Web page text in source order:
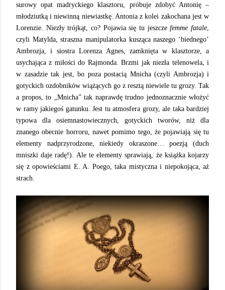
surowy opat madryckiego klasztoru, próbuje zdobyć Antonię –
młodziutką i niewinną niewiastkę. Antonia z kolei zakochana jest w
Lorenzie. Niezły trójkąt, co? Pojawia się tu jeszczefemme fatale
czyli Matylda, straszna manipulatorka kusząca naszego ‘biednego’
Ambrozja, i siostra Lorenza Agnes, zamknięta w klasztorze, a
usychająca z miłości do Rajmonda. Brzmi jak niezła telenowela, i
w zasadzie tak jest, bo poza postacią Mnicha (czyli Ambrozja) i
gotyckich ozdobników wiążących go z resztą niewiele tu grozy. Tak
a propos, to „Mnicha” tak naprawdę trudno jednoznacznie włożyć
w ramy jakiegoś gatunku. Jest tu atmosfera grozy, ale taka bardziej
typowa dla osiemnastowiecznych, gotyckich tworów, niż dla
znanego obecnie horroru, nawet pomimo tego, że pojawiają się tu
elementy nadprzyrodzone, niekiedy okraszone… poezją (duch
mniszki daje radę!). Ale te elementy sprawiają, że książka kojarzy
się z opowieściami E. A. Poego, taka mistyczna i niepokojąca, aż
strach.